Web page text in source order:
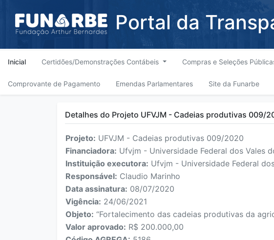
Portal da
Inicial Certidões/Demonstrações Contábeis Compras e Seleções
Comprovante de Pagamento Emendas Parlamentares Site da Funarbe
Detalhes do Projeto UFVJM - Cadeias produtivas 009/
Projeto: UFVJM - Cadeias produtivas 009/2020
Financiadora: Ufvjm - Universidade Federal dos Vales
Instituição executora: Ufvjm - Universidade Federal
Responsável: Claudio Marinho
Data assinatura: 08/07/2020
Vigência: 24/06/2021
Objeto: “Fortalecimento das cadeias produtivas da
Valor aprovado: R$ 200.000,00